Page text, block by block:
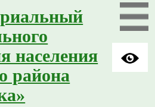
населения
района